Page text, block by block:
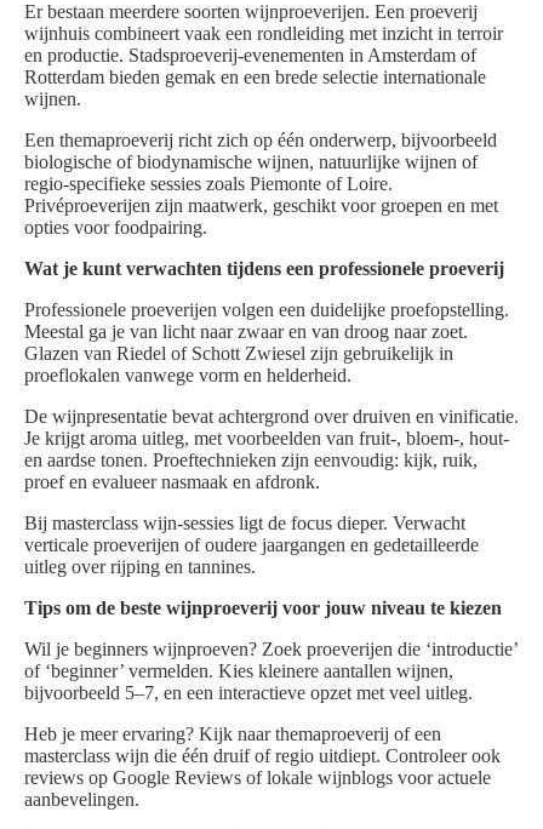
Er bestaan meerdere soorten wijnproeverijen. Een proeverij
wijnhuis combineert vaak een rondleiding met inzicht in terroir
en productie. Stadsproeverij-evenementen in Amsterdam of
Rotterdam bieden gemak en een brede selectie internationale
wijnen.
Een themaproeverij richt zich op één onderwerp, bijvoorbeeld
biologische of biodynamische wijnen, natuurlijke wijnen of
regio-specifieke sessies zoals Piemonte of Loire.
Privéproeverijen zijn maatwerk, geschikt voor groepen en met
opties voor foodpairing.
Wat je kunt verwachten tijdens een professionele proeverij
Professionele proeverijen volgen een duidelijke proefopstelling.
Meestal ga je van licht naar zwaar en van droog naar zoet.
Glazen van Riedel of Schott Zwiesel zijn gebruikelijk in
proeflokalen vanwege vorm en helderheid.
De wijnpresentatie bevat achtergrond over druiven en vinificatie.
Je krijgt aroma uitleg, met voorbeelden van fruit-, bloem-, hout-
en aardse tonen. Proeftechnieken zijn eenvoudig: kijk, ruik,
proef en evalueer nasmaak en afdronk.
Bij masterclass wijn-sessies ligt de focus dieper. Verwacht
verticale proeverijen of oudere jaargangen en gedetailleerde
uitleg over rijping en tannines.
Tips om de beste wijnproeverij voor jouw niveau te kiezen
Wil je beginners wijnproeven? Zoek proeverijen die ‘introductie’
of ‘beginner’ vermelden. Kies kleinere aantallen wijnen,
bijvoorbeeld 5–7, en een interactieve opzet met veel uitleg.
Heb je meer ervaring? Kijk naar themaproeverij of een
masterclass wijn die één druif of regio uitdiept. Controleer ook
reviews op Google Reviews of lokale wijnblogs voor actuele
aanbevelingen.